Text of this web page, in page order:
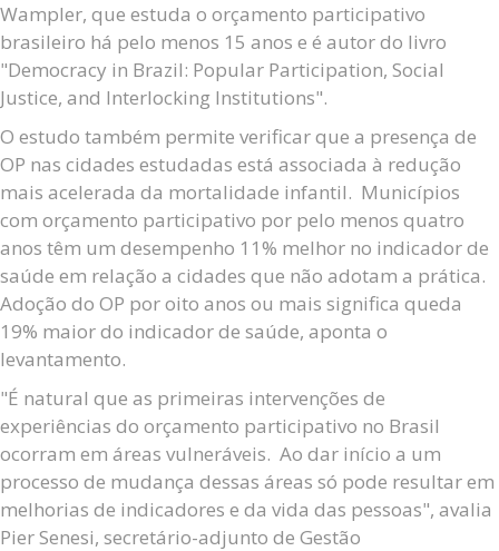
Wampler, que estuda o orçamento participativo
brasileiro há pelo menos 15 anos e é autor do livro
"Democracy in Brazil: Popular Participation, Social
Justice, and Interlocking Institutions".
O estudo também permite verificar que a presença de
OP nas cidades estudadas está associada à redução
mais acelerada da mortalidade infantil. Municípios
com orçamento participativo por pelo menos quatro
anos têm um desempenho 11% melhor no indicador de
saúde em relação a cidades que não adotam a prática.
Adoção do OP por oito anos ou mais significa queda
19% maior do indicador de saúde, aponta o
levantamento.
"É natural que as primeiras intervenções de
experiências do orçamento participativo no Brasil
ocorram em áreas vulneráveis. Ao dar início a um
processo de mudança dessas áreas só pode resultar em
melhorias de indicadores e da vida das pessoas", avalia
Pier Senesi, secretário-adjunto de Gestão